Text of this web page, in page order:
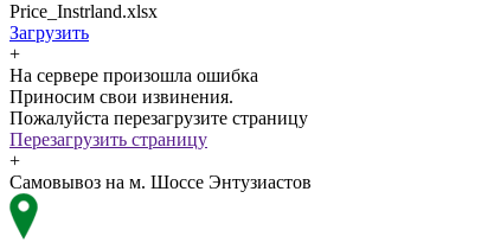
Price_Instrland.xlsx
Загрузить
+
На сервере произошла ошибка
Приносим свои извинения.
Пожалуйста перезагрузите страницу
Перезагрузить страницу
+
Самовывоз на м. Шоссе Энтузиастов